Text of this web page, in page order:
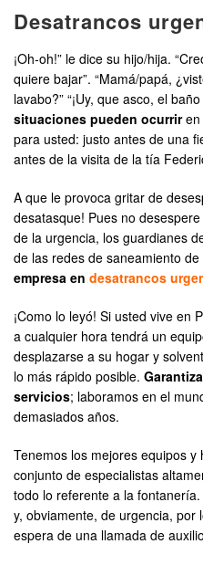
Desatrancos
¡Oh-oh!” le dice su hijo/hija.
quiere bajar”. “Mamá/papá,
lavabo?” “¡Uy, que asco, el
situaciones pueden ocurriren
para usted: justo antes de una
antes de la visita de la tía
A que le provoca gritar de
desatasque! Pues no
de la urgencia, los guardianes
de las redes de saneamiento de
empresa en desatrancos
¡Como lo leyó! Si usted vive en
a cualquier hora tendrá un
desplazarse a su hogar y
lo más rápido posible.
servicios; laboramos en el
demasiados años.
Tenemos los mejores equipos
conjunto de especialistas
todo lo referente a la fontanería.
y, obviamente, de urgencia, por
espera de una llamada de